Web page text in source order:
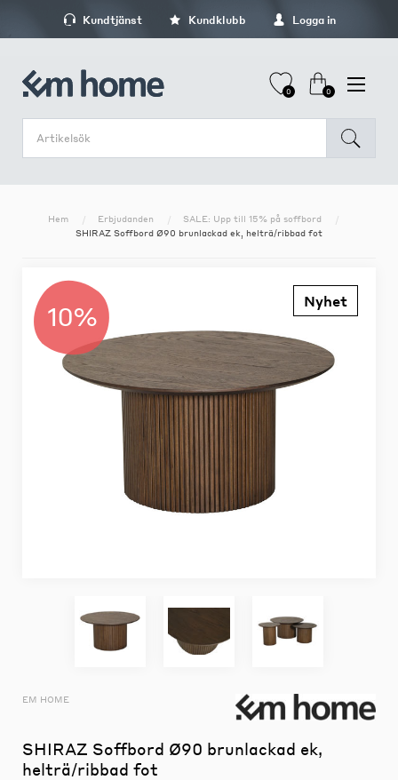
Kundtjänst Kundklubb Logga in
0 0
Hem Erbjudanden
SALE: Upp till 15% på soffbord
SHIRAZ Soffbord Ø90 brunlackad ek, helträ/ribbad fot
10% Nyhet
EM HOME
SHIRAZ Soffbord Ø90 brunlackad ek,
helträ/ribbad fot